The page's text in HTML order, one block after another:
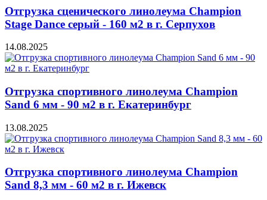
Отгрузка сценического линолеума Champion
Stage Dance серый - 160 м2 в г. Серпухов
14.08.2025
Отгрузка спортивного линолеума Champion
Sand 6 мм - 90 м2 в г. Екатеринбург
13.08.2025
Отгрузка спортивного линолеума Champion
Sand 8,3 мм - 60 м2 в г. Ижевск